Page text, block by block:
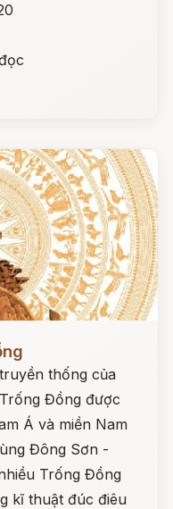
thống của
Đồng được
Á và miền Nam
Đông Sơn -
Trống Đồng
kĩ thuật đúc điêu